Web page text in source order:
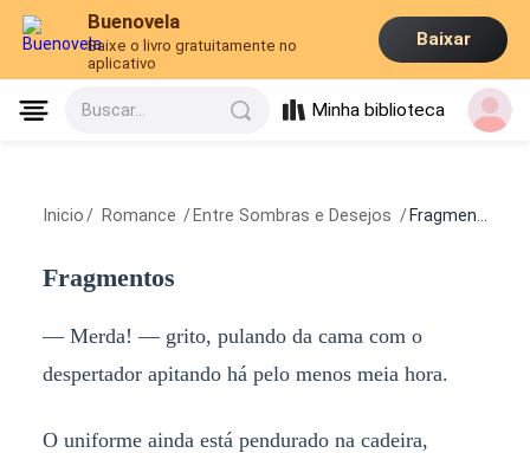
Buenovela
Baixe o livro gratuitamente no
aplicativo
Baixar
Buscar... Minha biblioteca
Inicio / Romance / Entre Sombras e Desejos / Fragmentos
Fragmentos
— Merda! — grito, pulando da cama com o
despertador apitando há pelo menos meia hora.
O uniforme ainda está pendurado na cadeira,